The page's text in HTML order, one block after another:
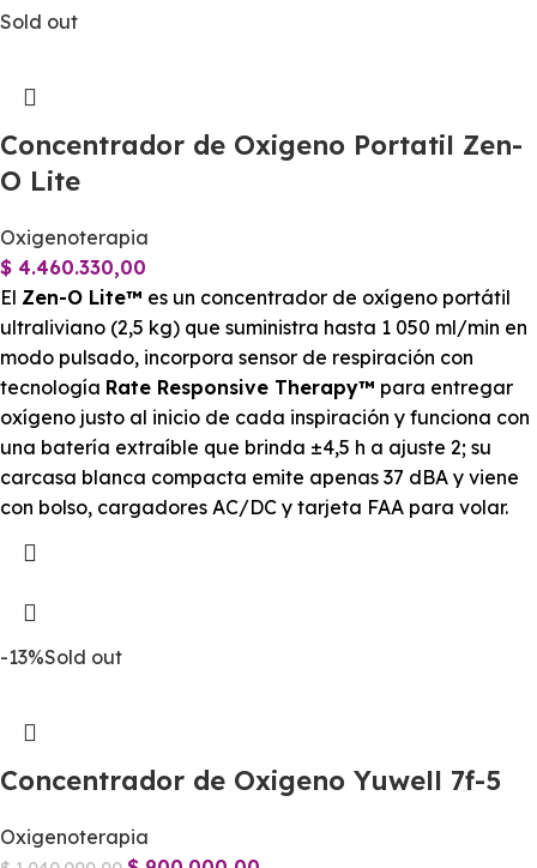
Sold out
Concentrador de Oxigeno Portatil Zen-
O Lite
Oxigenoterapia
$ 4.460.330,00
El Zen-O Lite™ es un concentrador de oxígeno portátil
ultraliviano (2,5 kg) que suministra hasta 1 050 ml/min en
modo pulsado, incorpora sensor de respiración con
tecnología Rate Responsive Therapy™ para entregar
oxígeno justo al inicio de cada inspiración y funciona con
una batería extraíble que brinda ±4,5 h a ajuste 2; su
carcasa blanca compacta emite apenas 37 dBA y viene
con bolso, cargadores AC/DC y tarjeta FAA para volar.
-13%Sold out
Concentrador de Oxigeno Yuwell 7f-5
Oxigenoterapia